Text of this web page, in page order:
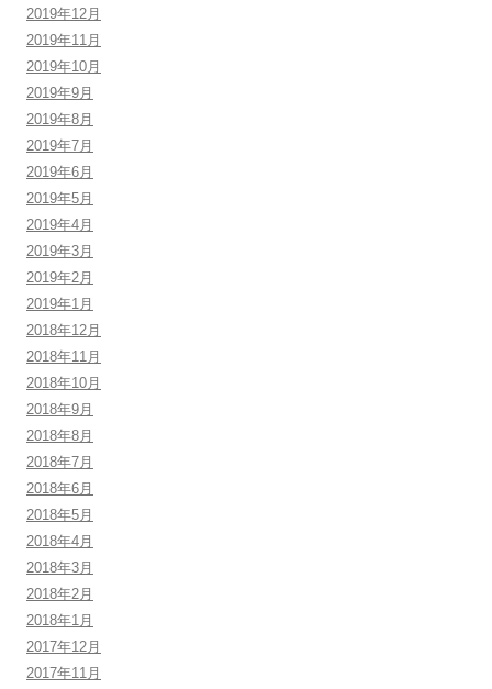
2019年12月
2019年11月
2019年10月
2019年9月
2019年8月
2019年7月
2019年6月
2019年5月
2019年4月
2019年3月
2019年2月
2019年1月
2018年12月
2018年11月
2018年10月
2018年9月
2018年8月
2018年7月
2018年6月
2018年5月
2018年4月
2018年3月
2018年2月
2018年1月
2017年12月
2017年11月